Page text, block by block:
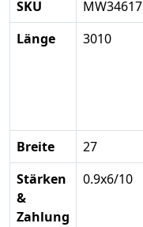
SKU MW34617
Länge
3010
Breite
27
Stärken
&
Zahlung
0.9x6/10